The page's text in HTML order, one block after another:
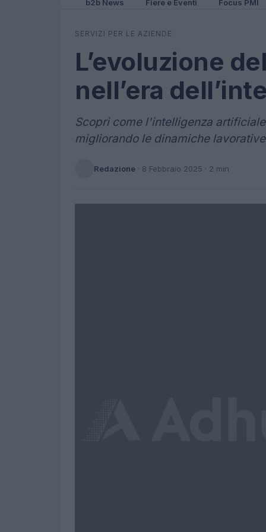
b2b News Fiere e Eventi Focus PMI
SERVIZI PER LE AZIENDE
L’evoluzione
nell’era
Scopri come l'intelligenza
migliorando le dinamiche
Redazione · 8 Febbraio 2025 · 2 min